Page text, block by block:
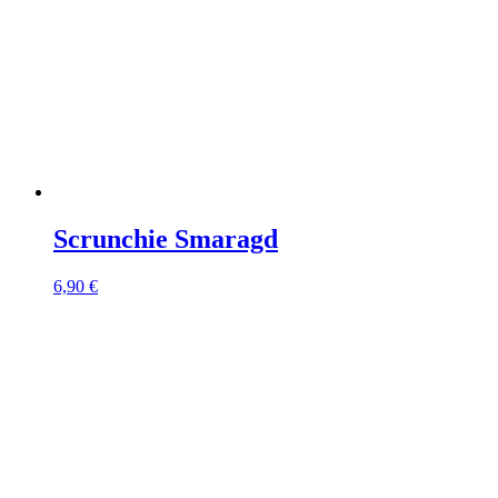
Scrunchie Smaragd
6,90 €